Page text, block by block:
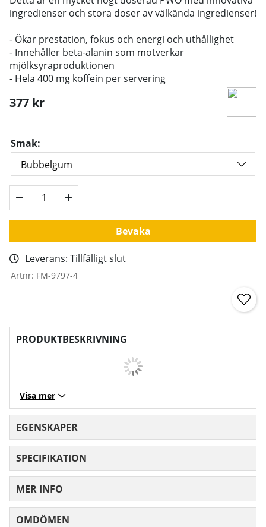
ingredienser och stora doser av välkända ingredienser!
- Ökar prestation, fokus och energi och uthållighet
- Innehåller beta-alanin som motverkar
mjölksyraproduktionen
- Hela 400 mg koffein per servering
377 kr
Smak:
Bevaka
Leverans: Tillfälligt slut
Artnr: FM-9797-4
PRODUKTBESKRIVNING
Visa mer
EGENSKAPER
SPECIFIKATION
MER INFO
OMDÖMEN